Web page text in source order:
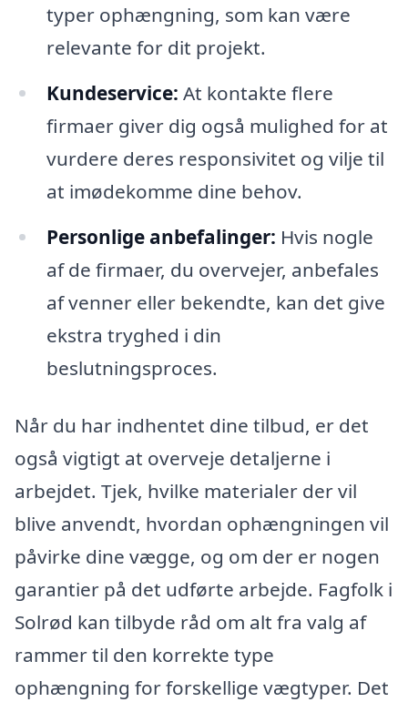
typer ophængning, som kan være
relevante for dit projekt.
Kundeservice: At kontakte flere
firmaer giver dig også mulighed for at
vurdere deres responsivitet og vilje til
at imødekomme dine behov.
Personlige anbefalinger: Hvis nogle
af de firmaer, du overvejer, anbefales
af venner eller bekendte, kan det give
ekstra tryghed i din
beslutningsproces.
Når du har indhentet dine tilbud, er det
også vigtigt at overveje detaljerne i
arbejdet. Tjek, hvilke materialer der vil
blive anvendt, hvordan ophængningen vil
påvirke dine vægge, og om der er nogen
garantier på det udførte arbejde. Fagfolk i
Solrød kan tilbyde råd om alt fra valg af
rammer til den korrekte type
ophængning for forskellige vægtyper. Det